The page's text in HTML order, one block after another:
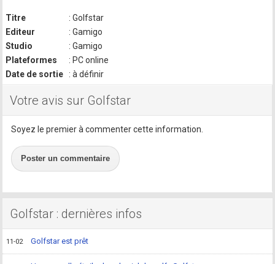
Titre
: Golfstar
Editeur
: Gamigo
Studio
: Gamigo
Plateformes
: PC online
Date de sortie
: à définir
Votre avis sur Golfstar
Soyez le premier à commenter cette information.
Poster un commentaire
Golfstar : dernières infos
11-02 Golfstar est prêt